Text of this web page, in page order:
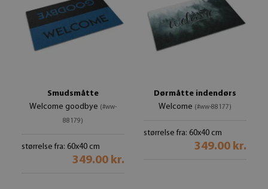
Smudsmåtte
Welcome goodbye (#ww-
88179)
størrelse fra: 60x40 cm
349.00 kr.
Dørmåtte indendørs
Welcome (#ww-88177)
størrelse fra: 60x40 cm
349.00 kr.